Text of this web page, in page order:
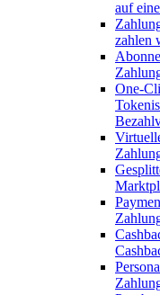
auf
zahlen
One-